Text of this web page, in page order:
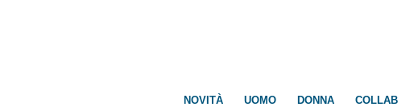
NOVITÀ UOMO DONNA COLLAB